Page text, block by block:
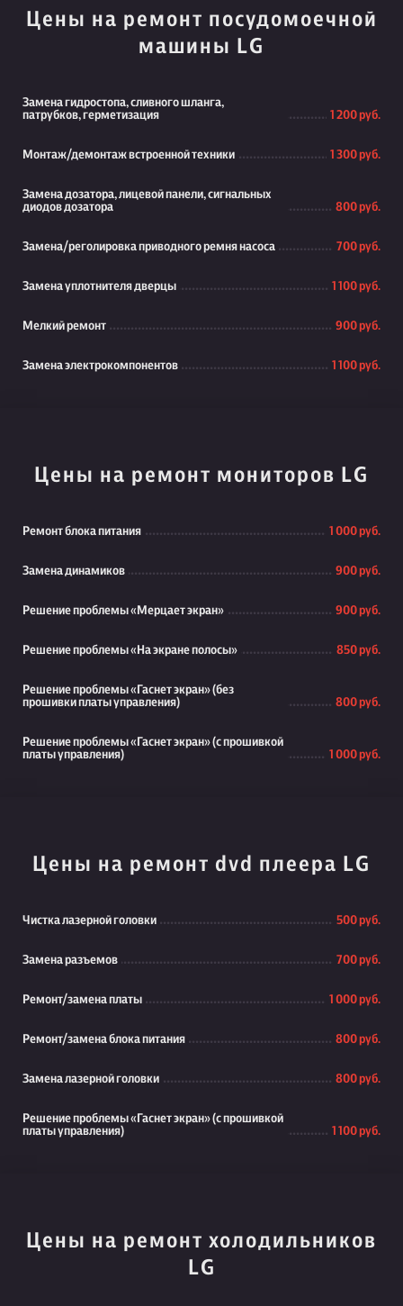
Цены на ремонт посудомоечной
машины LG
Замена гидростопа, сливного шланга,
патрубков, герметизация
1 200 руб.
Монтаж/демонтаж встроенной техники 1 300 руб.
Замена дозатора, лицевой панели, сигнальных
диодов дозатора
800 руб.
Замена/реголировка приводного ремня насоса 700 руб.
Замена уплотнителя дверцы 1 100 руб.
Мелкий ремонт 900 руб.
Замена электрокомпонентов 1 100 руб.
Цены на ремонт мониторов LG
Ремонт блока питания 1 000 руб.
Замена динамиков 900 руб.
Решение проблемы «Мерцает экран» 900 руб.
Решение проблемы «На экране полосы» 850 руб.
Решение проблемы «Гаснет экран» (без
прошивки платы управления)
800 руб.
Решение проблемы «Гаснет экран» (с прошивкой
платы управления)
1 000 руб.
Цены на ремонт dvd плеера LG
Чистка лазерной головки 500 руб.
Замена разъемов 700 руб.
Ремонт/замена платы 1 000 руб.
Ремонт/замена блока питания 800 руб.
Замена лазерной головки 800 руб.
Решение проблемы «Гаснет экран» (с прошивкой
платы управления)
1 100 руб.
Цены на ремонт холодильников
LG